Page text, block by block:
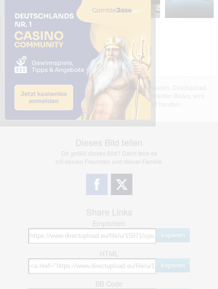
Das dargestellte Bild wurde von einem Nutzer hochgeladen. Directupload
übernimmt keinerlei Haftung für den Inhalt des dargestellten Bildes, wird
jedoch bei Verstößen nach §2(3) unserer AGB handeln.
Dieses Bild teilen
Dir gefällt dieses Bild? Dann teile es
mit deinen Freunden und deiner Familie.
Share Links
Empfohlen
kopieren
HTML
kopieren
BB Code